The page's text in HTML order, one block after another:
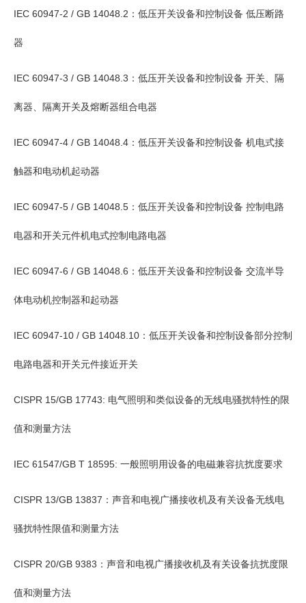
IEC 60947-2 / GB 14048.2：低压开关设备和控制设备 低压断路
器
IEC 60947-3 / GB 14048.3：低压开关设备和控制设备 开关、隔
离器、隔离开关及熔断器组合电器
IEC 60947-4 / GB 14048.4：低压开关设备和控制设备 机电式接
触器和电动机起动器
IEC 60947-5 / GB 14048.5：低压开关设备和控制设备 控制电路
电器和开关元件机电式控制电路电器
IEC 60947-6 / GB 14048.6：低压开关设备和控制设备 交流半导
体电动机控制器和起动器
IEC 60947-10 / GB 14048.10：低压开关设备和控制设备部分控制
电路电器和开关元件接近开关
CISPR 15/GB 17743: 电气照明和类似设备的无线电骚扰特性的限
值和测量方法
IEC 61547/GB T 18595: 一般照明用设备的电磁兼容抗扰度要求
CISPR 13/GB 13837：声音和电视广播接收机及有关设备无线电
骚扰特性限值和测量方法
CISPR 20/GB 9383：声音和电视广播接收机及有关设备抗扰度限
值和测量方法